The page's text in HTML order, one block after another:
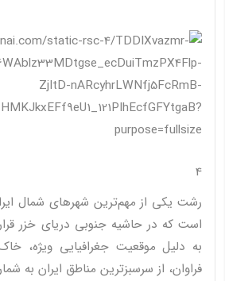
4
رشت یکی از مهم‌ترین شهرهای شمال
است که در حاشیه جنوبی دریای خزر
به دلیل موقعیت جغرافیایی ویژه،
فراوان، از سرسبزترین مناطق ایران به